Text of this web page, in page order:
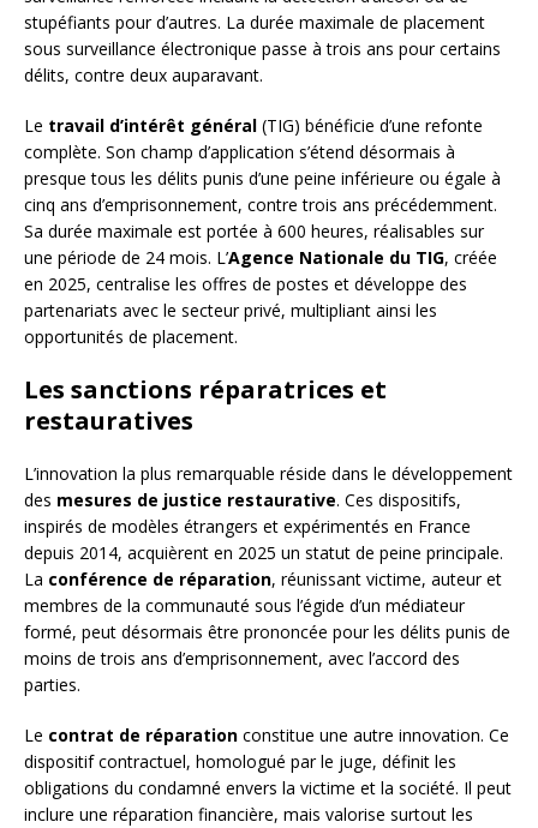
stupéfiants pour d’autres. La durée maximale de placement
sous surveillance électronique passe à trois ans pour certains
délits, contre deux auparavant.
Le travail d’intérêt général (TIG) bénéficie d’une refonte
complète. Son champ d’application s’étend désormais à
presque tous les délits punis d’une peine inférieure ou égale à
cinq ans d’emprisonnement, contre trois ans précédemment.
Sa durée maximale est portée à 600 heures, réalisables sur
une période de 24 mois. L’Agence Nationale du TIG, créée
en 2025, centralise les offres de postes et développe des
partenariats avec le secteur privé, multipliant ainsi les
opportunités de placement.
Les sanctions réparatrices et
restauratives
L’innovation la plus remarquable réside dans le développement
des mesures de justice restaurative. Ces dispositifs,
inspirés de modèles étrangers et expérimentés en France
depuis 2014, acquièrent en 2025 un statut de peine principale.
La conférence de réparation, réunissant victime, auteur et
membres de la communauté sous l’égide d’un médiateur
formé, peut désormais être prononcée pour les délits punis de
moins de trois ans d’emprisonnement, avec l’accord des
parties.
Le contrat de réparation constitue une autre innovation. Ce
dispositif contractuel, homologué par le juge, définit les
obligations du condamné envers la victime et la société. Il peut
inclure une réparation financière, mais valorise surtout les